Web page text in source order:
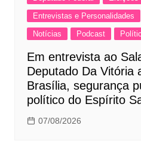
Entrevistas e Personalidades
Notícias
Podcast
Em entrevista ao
Deputado Da Vitória
Brasília, segurança
político do Espírito
07/08/2026